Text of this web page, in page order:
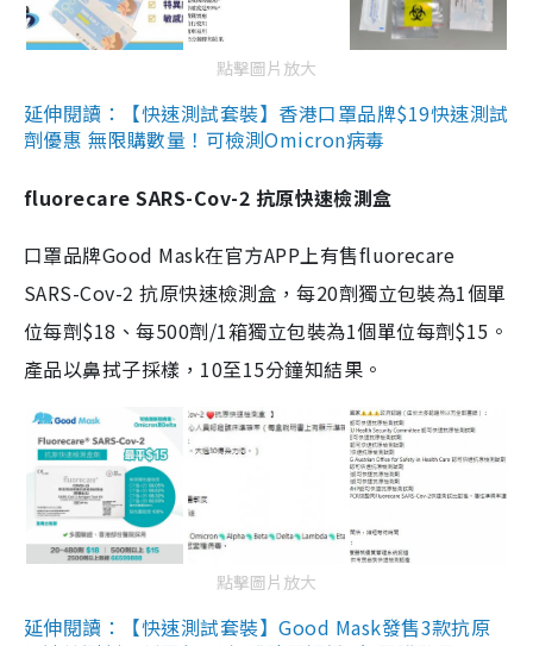
點擊圖片放大
延伸閱讀：【快速測試套裝】香港口罩品牌$19快速測試
劑優惠 無限購數量！可檢測Omicron病毒
fluorecare SARS-Cov-2 抗原快速檢測盒
口罩品牌Good Mask在官方APP上有售fluorecare
SARS-Cov-2 抗原快速檢測盒，每20劑獨立包裝為1個單
位每劑$18、每500劑/1箱獨立包裝為1個單位每劑$15。
產品以鼻拭子採樣，10至15分鐘知結果。
點擊圖片放大
延伸閱讀：【快速測試套裝】Good Mask發售3款抗原